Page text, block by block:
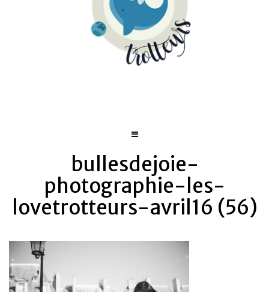
bullesdejoie-
photographie-les-
lovetrotteurs-avril16 (56)